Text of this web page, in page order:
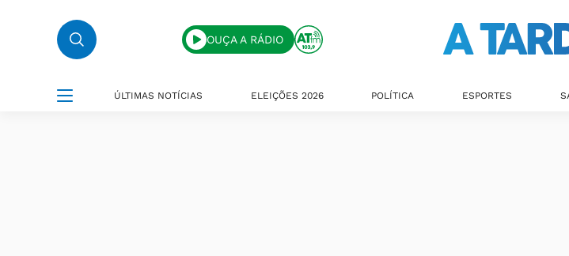
OUÇA A RÁDIO
ÚLTIMAS NOTÍCIAS ELEIÇÕES 2026 POLÍTICA ESPORTES